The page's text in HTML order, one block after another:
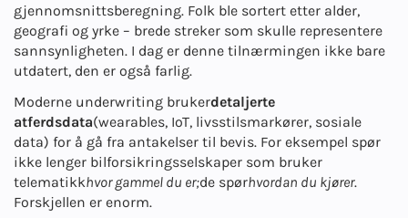
gjennomsnittsberegning. Folk ble sortert etter alder,
geografi og yrke – brede streker som skulle representere
sannsynligheten. I dag er denne tilnærmingen ikke bare
utdatert, den er også farlig.
Moderne underwriting brukerdetaljerte
atferdsdata(wearables, IoT, livsstilsmarkører, sosiale
data) for å gå fra antakelser til bevis. For eksempel spør
ikke lenger bilforsikringsselskaper som bruker
telematikkhvor gammel du er;de spørhvordan du kjører.
Forskjellen er enorm.